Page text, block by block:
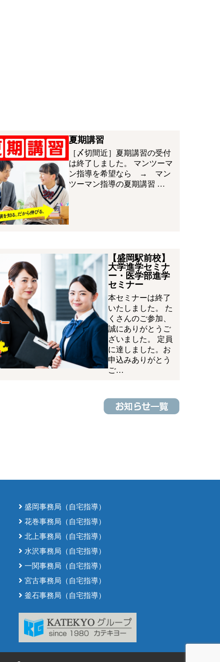
夏期講習
［〆切間近］夏期講習の受付
は終了しました。 マンツーマ
ン指導を希望なら → マン
ツーマン指導の夏期講習 …
【盛岡駅前校】
大学進学セミナ
ー・医学部進学
セミナー
本セミナーは終了
いたしました。 た
くさんのご参加、
誠にありがとうご
ざいました。 定員
に達しました。お
申込みありがとう
ご…
盛岡事務局（自宅指導）
花巻事務局（自宅指導）
北上事務局（自宅指導）
水沢事務局（自宅指導）
一関事務局（自宅指導）
宮古事務局（自宅指導）
釜石事務局（自宅指導）